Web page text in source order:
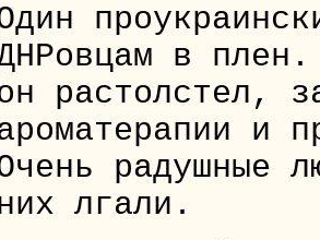
в
растолстел,
и
радушные
лгали.